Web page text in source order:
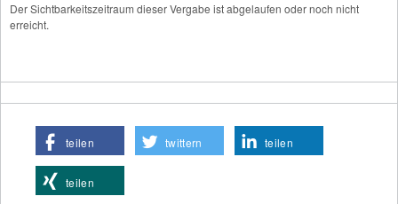
Der Sichtbarkeitszeitraum dieser Vergabe ist abgelaufen oder noch nicht
erreicht.
teilen twittern teilen
teilen